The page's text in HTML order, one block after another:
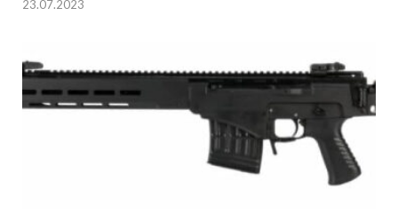
23.07.2023